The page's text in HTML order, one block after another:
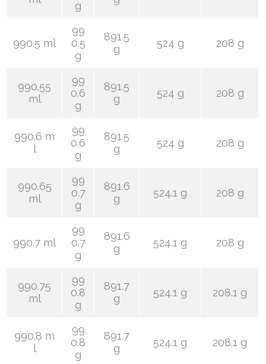
g
990.5 ml
99
0.5
g
891.5
g
524 g 208 g
990.55
ml
99
0.6
g
891.5
g
524 g 208 g
990.6 m
l
99
0.6
g
891.5
g
524 g 208 g
990.65
ml
99
0.7
g
891.6
g
524.1 g 208 g
990.7 ml
99
0.7
g
891.6
g
524.1 g 208 g
990.75
ml
99
0.8
g
891.7
g
524.1 g 208.1 g
990.8 m
l
99
0.8
g
891.7
g
524.1 g 208.1 g